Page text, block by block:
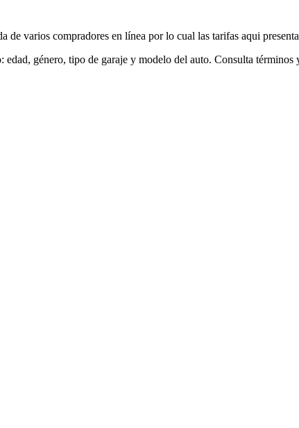
varios compradores en línea por lo cual las tarifas aqui
género, tipo de garaje y modelo del auto. Consulta términos